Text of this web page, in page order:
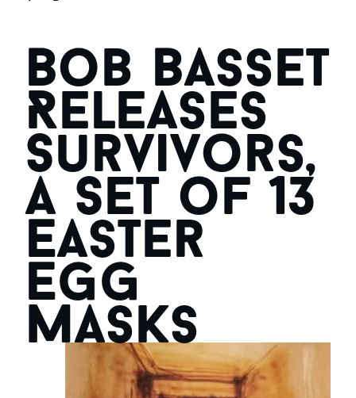
Bob Basset
Releases
Survivors,
a Set of 13
Easter
Egg
Masks